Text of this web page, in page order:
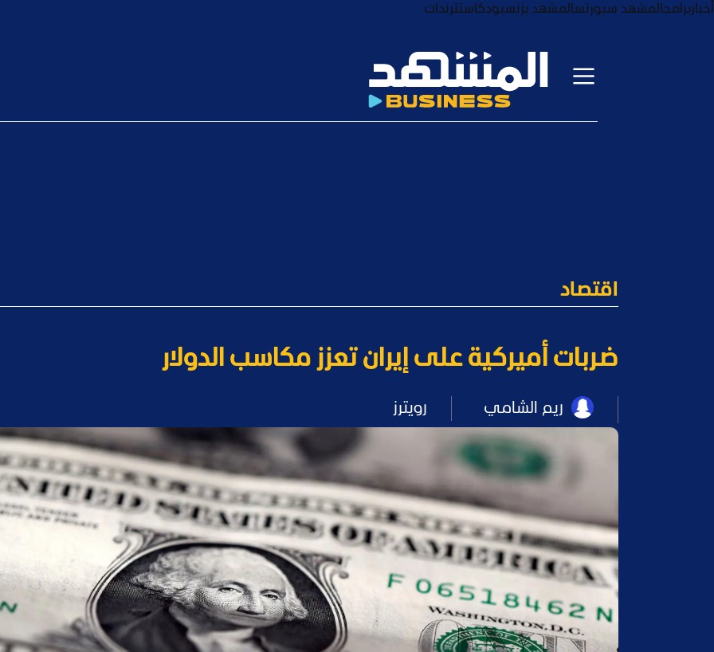
أخباربرامجالمشهد سبورتسالمشهد بزنسبودكاستترندات
اقتصاد
ضربات أميركية على إيران تعزز مكاسب الدولار
ريم الشامي رويترز